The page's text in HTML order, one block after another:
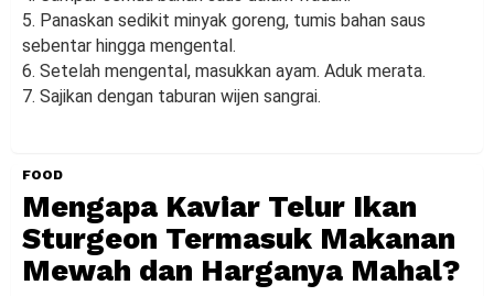
5. Panaskan sedikit minyak goreng, tumis bahan saus
sebentar hingga mengental.
6. Setelah mengental, masukkan ayam. Aduk merata.
7. Sajikan dengan taburan wijen sangrai.
FOOD
Mengapa Kaviar Telur Ikan
Sturgeon Termasuk Makanan
Mewah dan Harganya Mahal?